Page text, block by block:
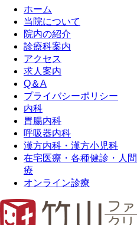
ホーム
当院について
院内の紹介
診療科案内
アクセス
求人案内
Q＆A
プライバシーポリシー
内科
胃腸内科
呼吸器内科
漢方内科・漢方小児科
在宅医療・各種健診・人
療
オンライン診療